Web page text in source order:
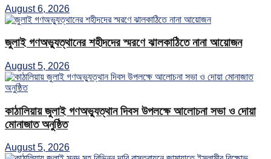
August 6, 2026
জুলাই গণঅভ্যুত্থানের শহীদদের স্মরণে ঝালকাঠিতে নানা আয়োজন
August 5, 2026
কাঠালিয়ায় জুলাই গণঅভ্যুত্থান দিবস উপলক্ষে আলোচনা সভা ও দোয়া
মোনাজাত অনুষ্ঠিত
August 5, 2026